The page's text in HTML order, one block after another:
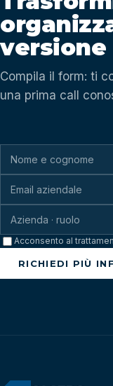
Compila il form: ti
una prima call
Acconsento al
RICHIEDI PIÙ